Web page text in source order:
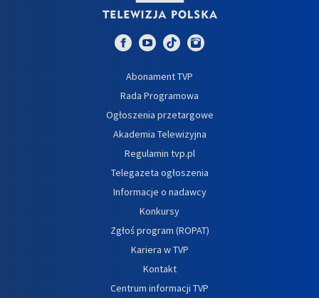
Abonament TVP
Rada Programowa
Ogłoszenia przetargowe
Akademia Telewizyjna
Regulamin tvp.pl
Telegazeta ogłoszenia
Informacje o nadawcy
Konkursy
Zgłoś program (ROPAT)
Kariera w TVP
Kontakt
Centrum informacji TVP